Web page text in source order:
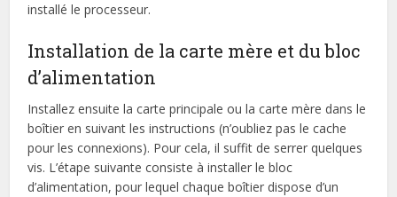
installé le processeur.
Installation de la carte mère et du bloc
d’alimentation
Installez ensuite la carte principale ou la carte mère dans le
boîtier en suivant les instructions (n’oubliez pas le cache
pour les connexions). Pour cela, il suffit de serrer quelques
vis. L’étape suivante consiste à installer le bloc
d’alimentation, pour lequel chaque boîtier dispose d’un